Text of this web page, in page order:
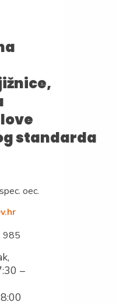
standarda
oec.
985
–